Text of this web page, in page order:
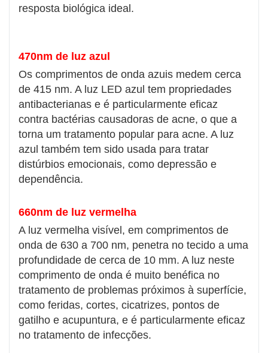
resposta biológica ideal.
470nm de luz azul
Os comprimentos de onda azuis medem cerca
de 415 nm. A luz LED azul tem propriedades
antibacterianas e é particularmente eficaz
contra bactérias causadoras de acne, o que a
torna um tratamento popular para acne. A luz
azul também tem sido usada para tratar
distúrbios emocionais, como depressão e
dependência.
660nm de luz vermelha
A luz vermelha visível, em comprimentos de
onda de 630 a 700 nm, penetra no tecido a uma
profundidade de cerca de 10 mm. A luz neste
comprimento de onda é muito benéfica no
tratamento de problemas próximos à superfície,
como feridas, cortes, cicatrizes, pontos de
gatilho e acupuntura, e é particularmente eficaz
no tratamento de infecções.